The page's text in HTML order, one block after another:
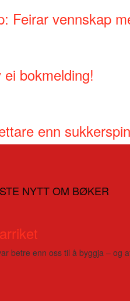
Feirar vennskap
bokmelding!
enn
NYTT OM BØKER
betre enn oss til å byggja –